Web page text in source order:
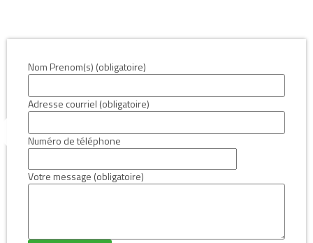
Nom Prenom(s) (obligatoire)
Adresse courriel (obligatoire)
Numéro de téléphone
Votre message (obligatoire)